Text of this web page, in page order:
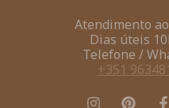
Atendimento
Dias úteis
Telefone /
+351